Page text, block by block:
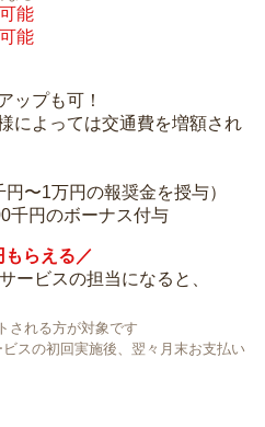
能
能
ップも可！
によっては交通費を増額され
〜1万円の報奨金を授与）
千円のボーナス付与
もらえる／
ービスの担当になると、
される方が対象です
スの初回実施後、翌々月末お支払い